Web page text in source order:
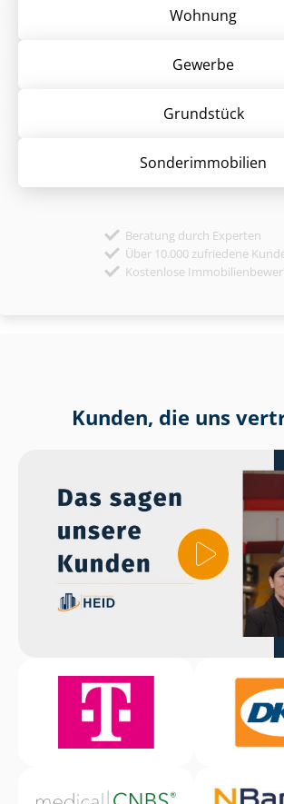
Wohnung
Gewerbe
Grund­stück
Sonder­immobilien
Beratung durch Experten
Über 10.000 zufriedene
Kostenlose
Kunden, die uns